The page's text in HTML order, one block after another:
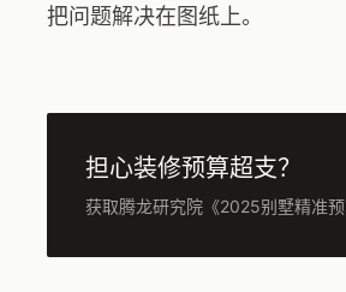
把问题解决在图纸上。
担心装修预算超支？
获取腾龙研究院《2025别墅精准